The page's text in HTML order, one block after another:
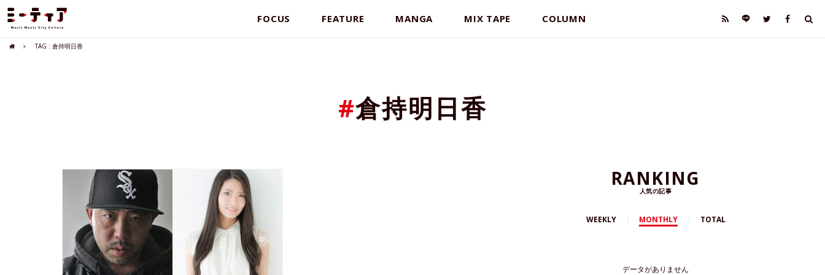
FOCUS FEATURE MANGA MIX TAPE COLUMN
TAG : 倉持明日香
#倉持明日香
RANKING
人気の記事
WEEKLY MONTHLY TOTAL
データがありません